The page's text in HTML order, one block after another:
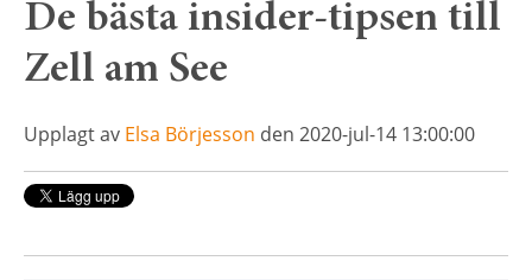
De bästa insider-tipsen till
Zell am See
Upplagt av Elsa Börjesson den 2020-jul-14 13:00:00